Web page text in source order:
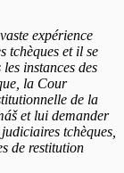
expérience
tchèques et il se
instances des
la Cour
de la
et lui demander
tchèques,
de restitution